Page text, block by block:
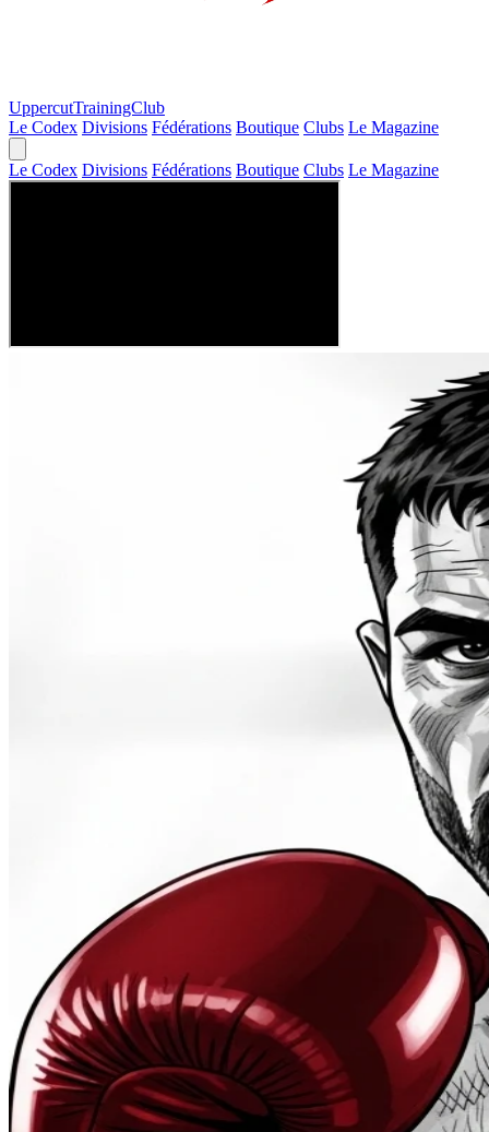
UppercutTrainingClub
Le Codex Divisions Fédérations Boutique Clubs Le Magazine
Le Codex Divisions Fédérations Boutique Clubs Le Magazine